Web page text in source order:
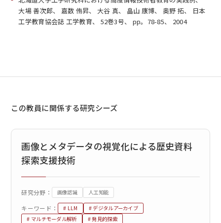
大場 善次郎、 嘉数 侑昇、 大谷 真、 畠山 康博、 奥野 拓、 日本
工学教育協会誌 工学教育、 52巻3号、 pp。78-85、 2004
この教員に関係する研究シーズ
画像とメタデータの視覚化による歴史資料
探索支援技術
研究分野： 画像認識 人工知能
キーワード： # LLM
# デジタルアーカイブ
# マルチモーダル解析
# 発見的探索